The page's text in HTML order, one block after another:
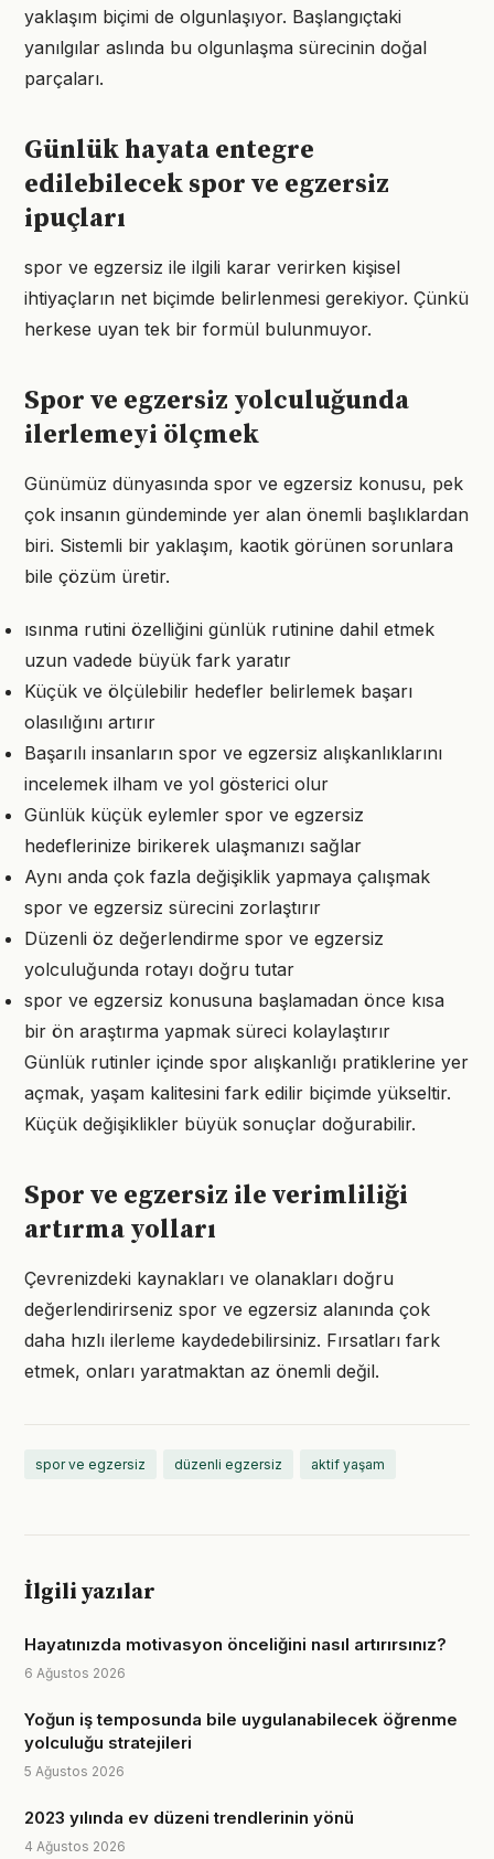
yaklaşım biçimi de olgunlaşıyor. Başlangıçtaki
yanılgılar aslında bu olgunlaşma sürecinin doğal
parçaları.
Günlük hayata entegre
edilebilecek spor ve egzersiz
ipuçları
spor ve egzersiz ile ilgili karar verirken kişisel
ihtiyaçların net biçimde belirlenmesi gerekiyor. Çünkü
herkese uyan tek bir formül bulunmuyor.
Spor ve egzersiz yolculuğunda
ilerlemeyi ölçmek
Günümüz dünyasında spor ve egzersiz konusu, pek
çok insanın gündeminde yer alan önemli başlıklardan
biri. Sistemli bir yaklaşım, kaotik görünen sorunlara
bile çözüm üretir.
ısınma rutini özelliğini günlük rutinine dahil etmek
uzun vadede büyük fark yaratır
Küçük ve ölçülebilir hedefler belirlemek başarı
olasılığını artırır
Başarılı insanların spor ve egzersiz alışkanlıklarını
incelemek ilham ve yol gösterici olur
Günlük küçük eylemler spor ve egzersiz
hedeflerinize birikerek ulaşmanızı sağlar
Aynı anda çok fazla değişiklik yapmaya çalışmak
spor ve egzersiz sürecini zorlaştırır
Düzenli öz değerlendirme spor ve egzersiz
yolculuğunda rotayı doğru tutar
spor ve egzersiz konusuna başlamadan önce kısa
bir ön araştırma yapmak süreci kolaylaştırır
Günlük rutinler içinde spor alışkanlığı pratiklerine yer
açmak, yaşam kalitesini fark edilir biçimde yükseltir.
Küçük değişiklikler büyük sonuçlar doğurabilir.
Spor ve egzersiz ile verimliliği
artırma yolları
Çevrenizdeki kaynakları ve olanakları doğru
değerlendirirseniz spor ve egzersiz alanında çok
daha hızlı ilerleme kaydedebilirsiniz. Fırsatları fark
etmek, onları yaratmaktan az önemli değil.
spor ve egzersiz düzenli egzersiz aktif yaşam
İlgili yazılar
Hayatınızda motivasyon önceliğini nasıl artırırsınız?
6 Ağustos 2026
Yoğun iş temposunda bile uygulanabilecek öğrenme
yolculuğu stratejileri
5 Ağustos 2026
2023 yılında ev düzeni trendlerinin yönü
4 Ağustos 2026